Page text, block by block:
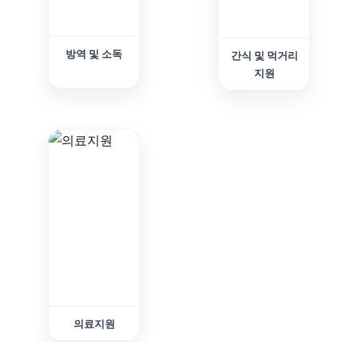
방역 및 소독
간식 및 먹거리
지원
의료지원